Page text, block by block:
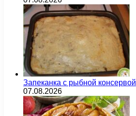
Запеканка с рыбной консервой
07.08.2026